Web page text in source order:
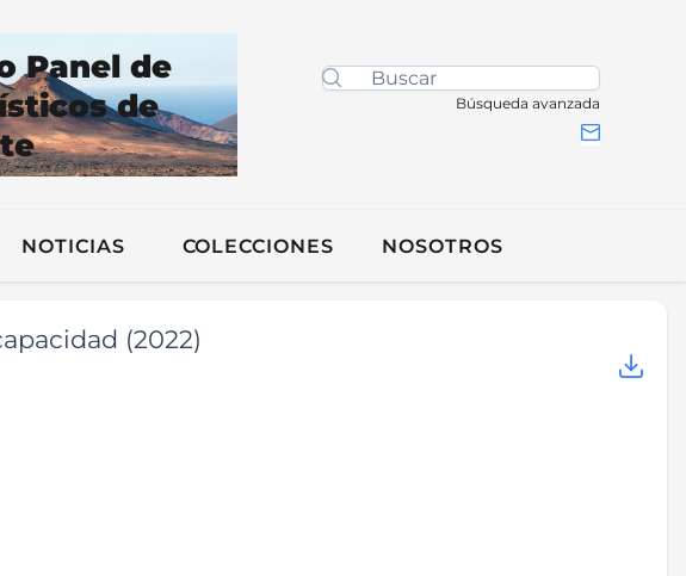
Panel de
de
Búsqueda avanzada
NOTICIAS COLECCIONES NOSOTROS
(2022)